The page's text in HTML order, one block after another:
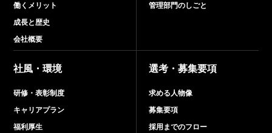
働くメリット
成長と歴史
会社概要
管理部門のしごと
社風・環境
研修・表彰制度
キャリアプラン
福利厚生
選考・募集要項
求める人物像
募集要項
採用までのフロー